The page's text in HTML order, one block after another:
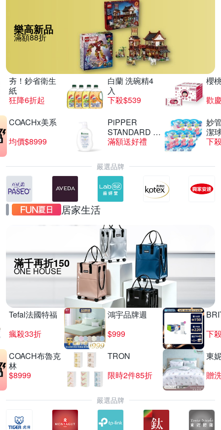
樂高新品
滿額88折
夯！鈔省衛生
紙
狂降6折起
白蘭 洗碗精4
入
下殺$539
櫻
歡
COACHx美系
均價$8999
PiPPER
STANDARD 沛
柏
滿額送好禮
妙
潔
下
嚴選品牌
居家生活
滿千再折150
ONE HOUSE
Tefal法國特福
瘋殺33折
鴻宇品牌週
$999
下
COACH布魯克
林
$8999
TRON
限時2件85折
東
贈
嚴選品牌